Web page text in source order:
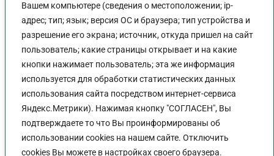
Вашем компьютере (сведения о местоположении; ip-
адрес; тип; язык; версия ОС и браузера; тип устройства и
разрешение его экрана; источник, откуда пришел на сайт
пользователь; какие страницы открывает и на какие
кнопки нажимает пользователь; эта же информация
используется для обработки статистических данных
использования сайта посредством интернет-сервиса
Яндекс.Метрики). Нажимая кнопку "СОГЛАСЕН", Вы
подтверждаете то что Вы проинформированы об
использовании cookies на нашем сайте. Отключить
cookies Вы можете в настройках своего браузера.
График работы
Пн-Пт:9:00 - 18:00
Перерыв:13:00 - 14:00
Выходной:Сб - Вс